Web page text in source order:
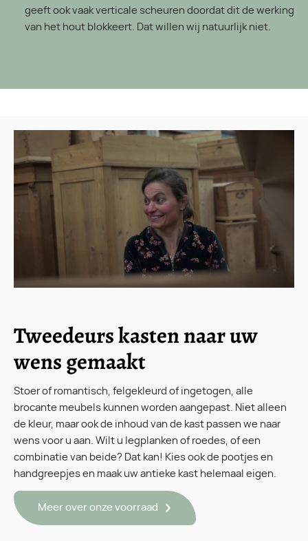
geeft ook vaak verticale scheuren doordat dit de werking
van het hout blokkeert. Dat willen wij natuurlijk niet.
Tweedeurs kasten naar uw
wens gemaakt
Stoer of romantisch, felgekleurd of ingetogen, alle
brocante meubels kunnen worden aangepast. Niet alleen
de kleur, maar ook de inhoud van de kast passen we naar
wens voor u aan. Wilt u legplanken of roedes, of een
combinatie van beide? Dat kan! Kies ook de pootjes en
handgreepjes en maak uw antieke kast helemaal eigen.
Meer over onze voorraad